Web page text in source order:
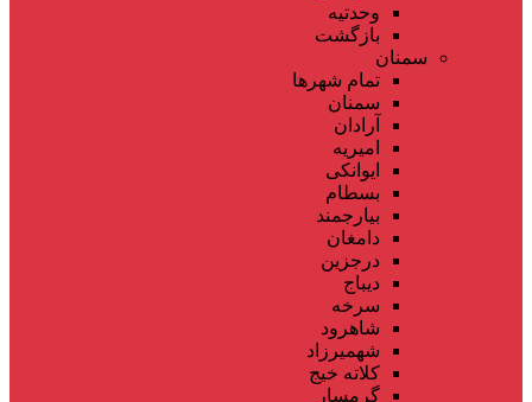
وحدتیه
بازگشت
سمنان
تمام شهر‌ها
سمنان
آرادان
امیریه
ایوانکی
بسطام
بیارجمند
دامغان
درجزین
دیباج
سرخه
شاهرود
شهمیرزاد
کلاته خیج
گرمسار